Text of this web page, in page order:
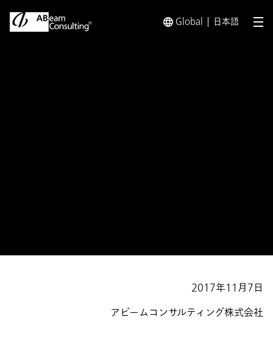
Global 日本語 メ
2017年11月7日
アビームコンサルティング株式会社